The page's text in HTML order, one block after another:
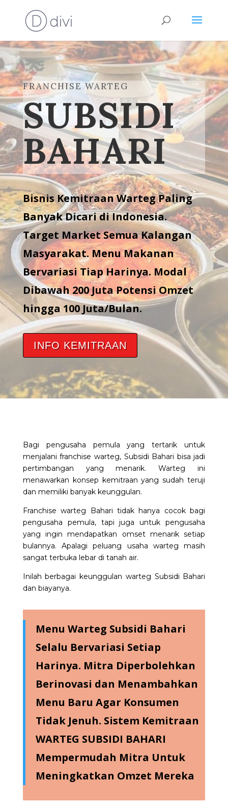
FRANCHISE WARTEG
SUBSIDI
BAHARI
Bisnis Kemitraan Warteg Paling
Banyak Dicari di Indonesia.
Target Market Semua Kalangan
Masyarakat. Menu Makanan
Bervariasi Tiap Harinya. Modal
Dibawah 200 Juta Potensi Omzet
hingga 100 Juta/Bulan.
INFO KEMITRAAN
Bagi pengusaha pemula yang tertarik untuk
menjalanifranchise warteg, Subsidi Bahari bisa jadi
pertimbangan yang menarik. Warteg ini
menawarkan konsep kemitraan yang sudah teruji
dan memiliki banyak keunggulan.
Franchise warteg Bahari tidak hanya cocok bagi
pengusaha pemula, tapi juga untuk pengusaha
yang ingin mendapatkan omset menarik setiap
bulannya. Apalagi peluang usaha warteg masih
sangat terbuka lebar di tanah air.
Inilah berbagai keunggulan warteg Subsidi Bahari
dan biayanya.
Menu Warteg Subsidi Bahari
Selalu Bervariasi Setiap
Harinya. Mitra Diperbolehkan
Berinovasi dan Menambahkan
Menu Baru Agar Konsumen
Tidak Jenuh. Sistem Kemitraan
WARTEG SUBSIDI BAHARI
Mempermudah Mitra Untuk
Meningkatkan Omzet Mereka